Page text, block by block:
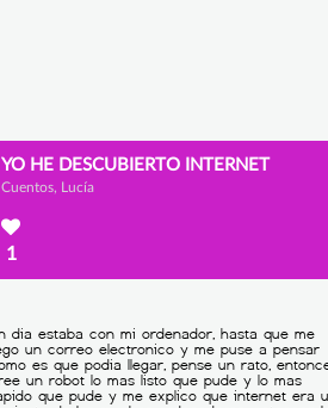
YO HE DESCUBIERTO INTERNET
Cuentos, Lucía
1